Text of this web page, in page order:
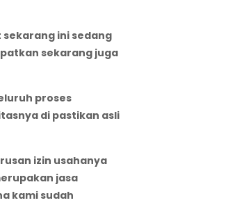
ini sedang
sekarang juga
proses
di pastikan asli
izin usahanya
jasa
kami sudah